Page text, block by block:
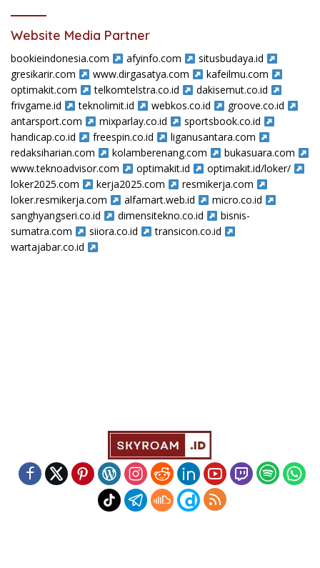
Website Media Partner
bookieindonesia.com afyinfo.com
situsbudaya.id
gresikarir.com
www.dirgasatya.com
kafeilmu.com
optimakit.com
telkomtelstra.co.id
dakisemut.co.id
frivgame.id
teknolimit.id webkos.co.id
groove.co.id
antarsport.com
mixparlay.co.id
sportsbook.co.id
handicap.co.id
freespin.co.id
liganusantara.com
redaksiharian.com
kolamberenang.com
bukasuara.com
www.teknoadvisor.com
optimakit.id
optimakit.id/loker/
loker2025.com
kerja2025.com
resmikerja.com
loker.resmikerja.com
alfamart.web.id
micro.co.id
sanghyangseri.co.id
dimensitekno.co.id
bisnis-
sumatra.com
siiora.co.id
transicon.co.id
wartajabar.co.id